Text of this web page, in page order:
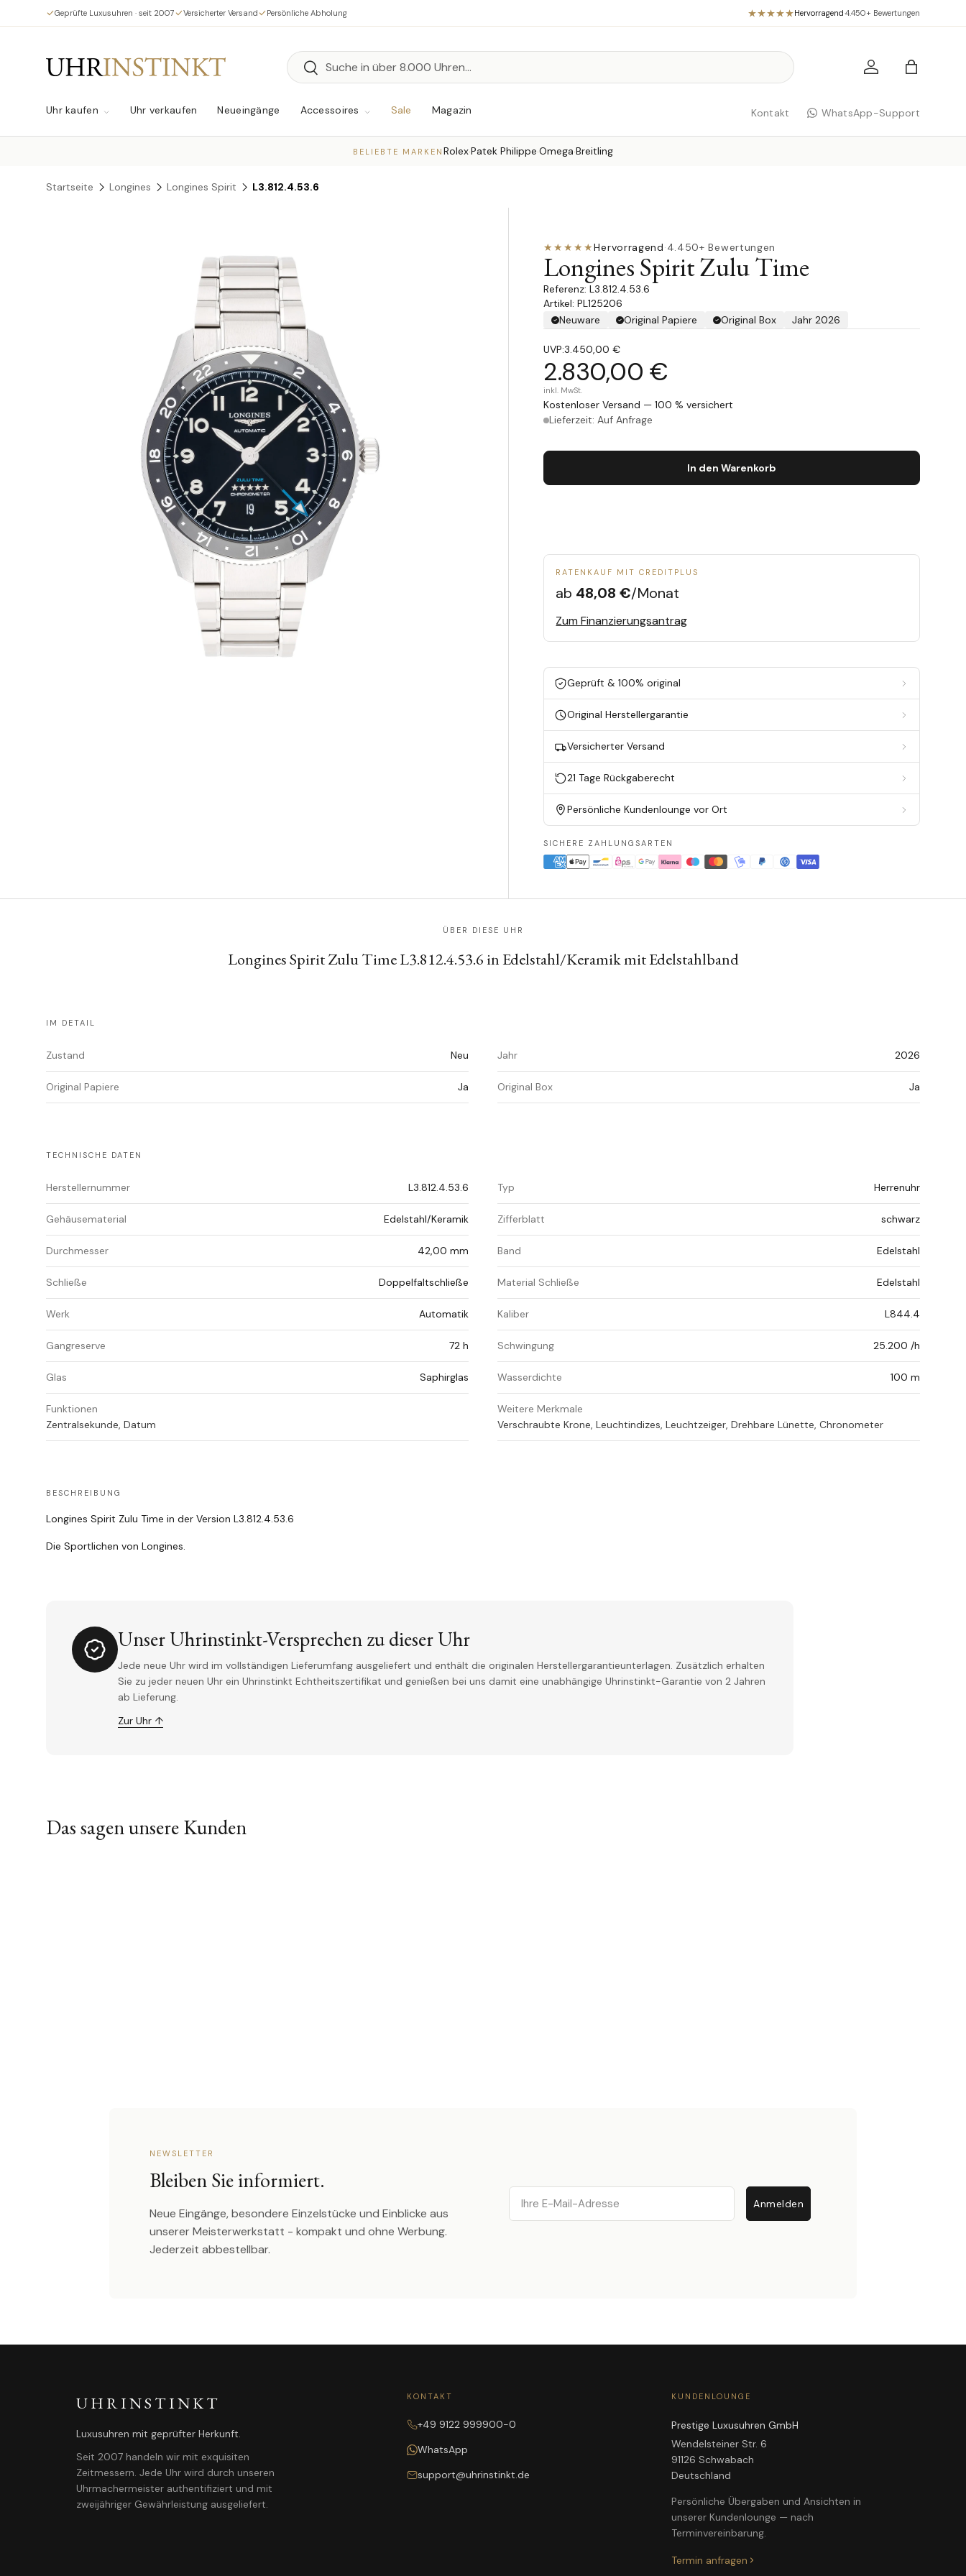
Direkt zum Inhalt
Geprüfte Luxusuhren · seit 2007 Versicherter Versand Persönliche Abholung Hervorragend·4.450+ Bewertungen
Suchen
Suchen Einloggen
Uhr kaufen Uhr verkaufen Neueingänge Accessoires Sale Magazin Kontakt WhatsApp-Support
BELIEBTE MARKEN Rolex·Patek Philippe·Omega·Breitling
Startseite Longines Longines Spirit L3.812.4.53.6
Zu Produktinformationen springen
★★★★★Hervorragend·4.450+ Bewertungen
Longines Spirit Zulu Time
L3.812.4.53.6
Artikel: PL125206
Neuware
Original Papiere Original Box Jahr 2026
UVP:3.450,00 €
2.830,00 €
inkl. MwSt.
Kostenloser Versand — 100 % versichert
Lieferzeit: Auf Anfrage
In den Warenkorb
RATENKAUF MIT CREDITPLUS
ab 48,08 €/Monat
Zum Finanzierungsantrag
Geprüft & 100% original
Original Herstellergarantie
Versicherter Versand
21 Tage Rückgaberecht
Persönliche Kundenlounge vor Ort
SICHERE ZAHLUNGSARTEN
ÜBER DIESE UHR
Longines Spirit Zulu Time L3.812.4.53.6 in Edelstahl/Keramik mit Edelstahlband
IM DETAIL
Zustand Neu Jahr 2026
Original Papiere Ja Original Box Ja
TECHNISCHE DATEN
Herstellernummer L3.812.4.53.6 Typ Herrenuhr
Gehäusematerial Edelstahl/Keramik Zifferblatt schwarz
Durchmesser 42,00 mm Band Edelstahl
Schließe Doppelfaltschließe Material Schließe Edelstahl
Werk Automatik Kaliber L844.4
Gangreserve 72 h Schwingung 25.200 /h
Glas Saphirglas Wasserdichte 100 m
Funktionen
Zentralsekunde, Datum
Weitere Merkmale
Verschraubte Krone, Leuchtindizes, Leuchtzeiger, Drehbare Lünette, Chronometer
BESCHREIBUNG
Longines Spirit Zulu Time in der Version L3.812.4.53.6
Die Sportlichen von Longines.
Unser Uhrinstinkt-Versprechen zu dieser Uhr
Jede neue Uhr wird im vollständigen Lieferumfang ausgeliefert und enthält die originalen Herstellergarantieunterlagen. Zusätzlich erhalten
Sie zu jeder neuen Uhr ein Uhrinstinkt Echtheitszertifikat und genießen bei uns damit eine unabhängige Uhrinstinkt-Garantie von 2 Jahren
ab Lieferung.
Zur Uhr ↑
Das sagen unsere Kunden
NEWSLETTER
Bleiben Sie informiert.
Neue Eingänge, besondere Einzelstücke und Einblicke aus
unserer Meisterwerkstatt - kompakt und ohne Werbung.
Jederzeit abbestellbar.
Email
Anmelden
UHRINSTINKT
Luxusuhren mit geprüfter Herkunft.
Seit 2007 handeln wir mit exquisiten
Zeitmessern. Jede Uhr wird durch unseren
Uhrmachermeister authentifiziert und mit
zweijähriger Gewährleistung ausgeliefert.
KONTAKT
+49 9122 999900-0
WhatsApp
support@uhrinstinkt.de
KUNDENLOUNGE
Prestige Luxusuhren GmbH
Wendelsteiner Str. 6
91126 Schwabach
Deutschland
Persönliche Übergaben und Ansichten in
unserer Kundenlounge — nach
Terminvereinbarung.
Termin anfragen